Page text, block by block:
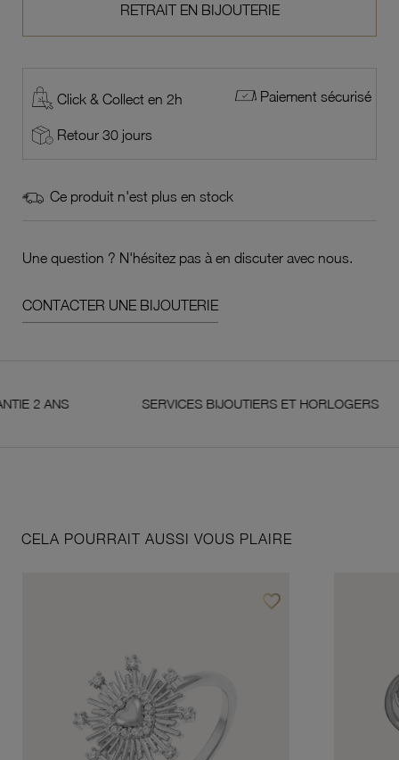
RETRAIT EN BIJOUTERIE
Click & Collect en 2h Paiement sécurisé
Retour 30 jours
Ce produit n'est plus en stock
Une question ? N'hésitez pas à en discuter avec nous.
CONTACTER UNE BIJOUTERIE
SERVICES BIJOUTIERS ET HORLOGERS
CELA POURRAIT AUSSI VOUS PLAIRE
favorite_borderAjouter à vos favoris